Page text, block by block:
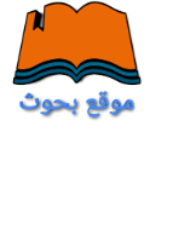
content